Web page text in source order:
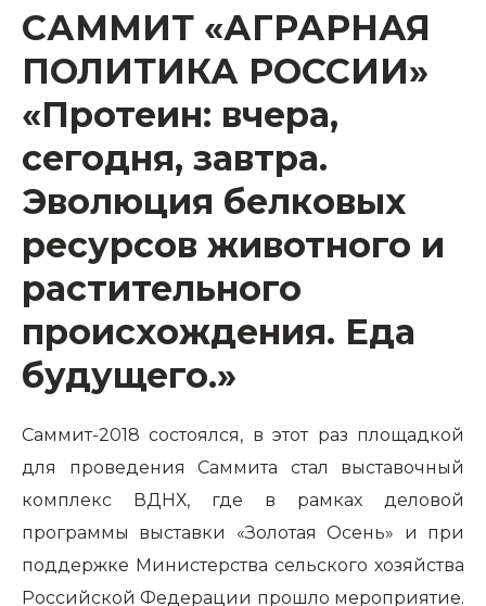
САММИТ «АГРАРНАЯ
ПОЛИТИКА РОССИИ»
«Протеин: вчера,
сегодня, завтра.
Эволюция белковых
ресурсов животного и
растительного
происхождения. Еда
будущего.»
Саммит-2018 состоялся, в этот раз площадкой
для проведения Саммита стал выставочный
комплекс ВДНХ, где в рамках деловой
программы выставки «Золотая Осень» и при
поддержке Министерства сельского хозяйства
Российской Федерации прошло мероприятие.